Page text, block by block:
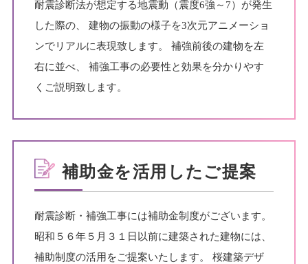
耐震診断法が想定する地震動（震度6強～7）が発生
した際の、
建物の振動の様子を3次元アニメーショ
ンでリアルに表現致します。
補強前後の建物を左
右に並べ、
補強工事の必要性と効果を分かりやす
くご説明致します。
補助金を活用したご提案
耐震診断・補強工事には補助金制度がございます。
昭和５６年５月３１日以前に建築された建物には、
補助制度の活用をご提案いたします。
桜建築デザ